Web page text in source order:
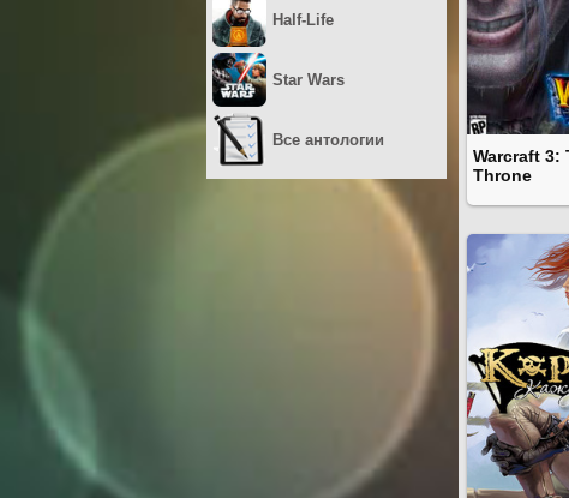
Warcraft 3:
Throne
Half-Life
Star Wars
Все антологии